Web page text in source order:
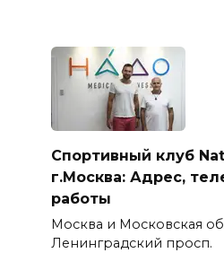
Спортивный клуб
г.Москва: Адрес,
работы
Москва и Московская
Ленинградский просп.